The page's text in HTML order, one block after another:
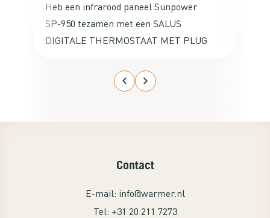
Heb een infrarood paneel Sunpower
SP-950 tezamen met een SALUS
DIGITALE THERMOSTAAT MET PLUG
zolder. De aansluiting ervan was
kinderlijk eenvoudig en het werkte
set kopen voor de studeerkamer van
Contact
E-mail: info@warmer.nl
Tel: +31 20 211 7273